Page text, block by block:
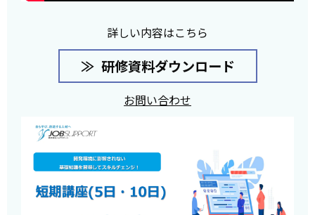
詳しい内容はこちら
研修資料ダウンロード
お問い合わせ